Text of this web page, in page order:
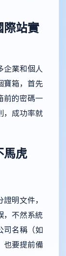
際站實
企業和個人
寶箱，首先
前的密碼一
，成功率就
馬虎
明文件，
，不然系統
司名稱（如
也要提前備